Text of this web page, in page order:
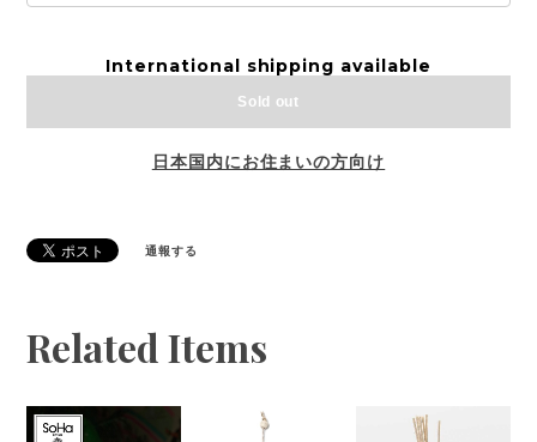
International shipping available
Sold out
日本国内にお住まいの方向け
通報する
Related Items